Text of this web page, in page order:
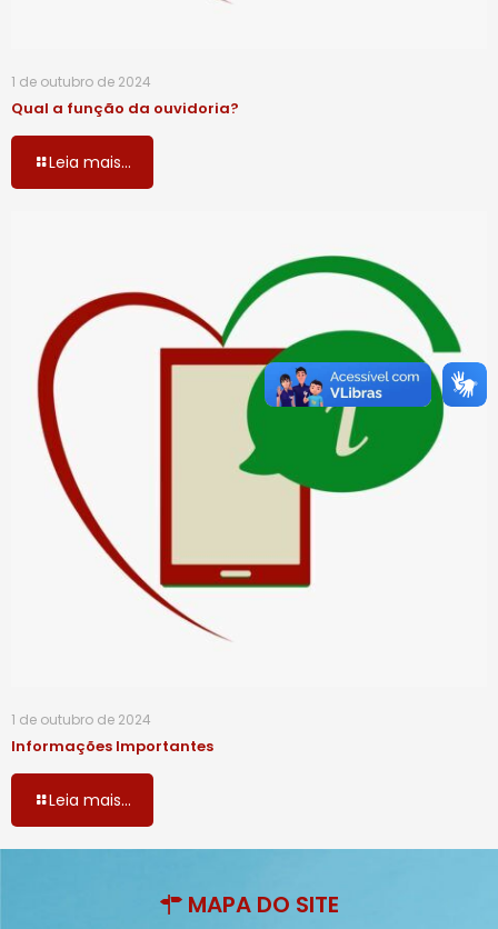
1 de outubro de 2024
Qual a função da ouvidoria?
Leia mais...
1 de outubro de 2024
Informações Importantes
Leia mais...
MAPA DO SITE